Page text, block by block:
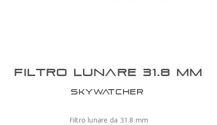
FILTRO LUNARE 31.8 MM
SKYWATCHER
Filtro lunare da 31.8 mm